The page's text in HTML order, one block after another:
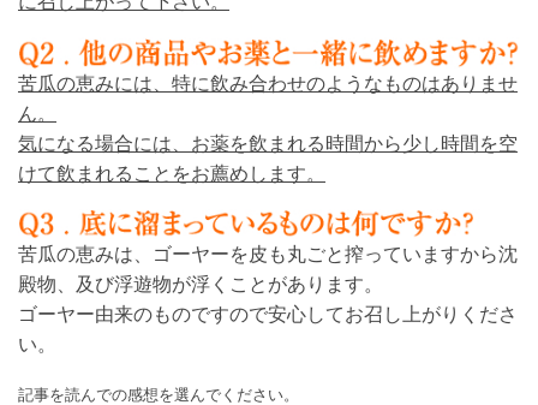
苦瓜の恵みには、特に飲み合わせのようなものはありませ
ん。
気になる場合には、お薬を飲まれる時間から少し時間を空
けて飲まれることをお薦めします。
苦瓜の恵みは、ゴーヤーを皮も丸ごと搾っていますから沈
殿物、及び浮遊物が浮くことがあります。
ゴーヤー由来のものですので安心してお召し上がりくださ
い。
記事を読んでの感想を選んでください。